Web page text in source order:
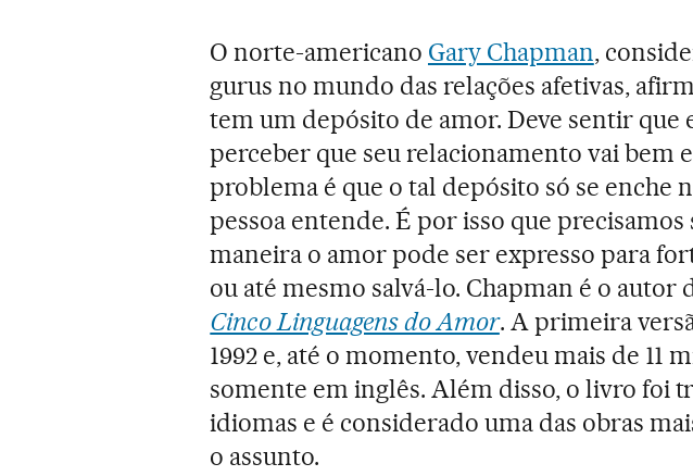
O norte-americano Gary Chapman,
gurus no mundo das relações afetivas,
tem um depósito de amor. Deve sentir que
perceber que seu relacionamento vai bem
problema é que o tal depósito só se enche
pessoa entende. É por isso que precisamos
maneira o amor pode ser expresso para
ou até mesmo salvá-lo. Chapman é o autor
Cinco Linguagens do Amor. A primeira
1992 e, até o momento, vendeu mais de 11
somente em inglês. Além disso, o livro foi
idiomas e é considerado uma das obras
o assunto.